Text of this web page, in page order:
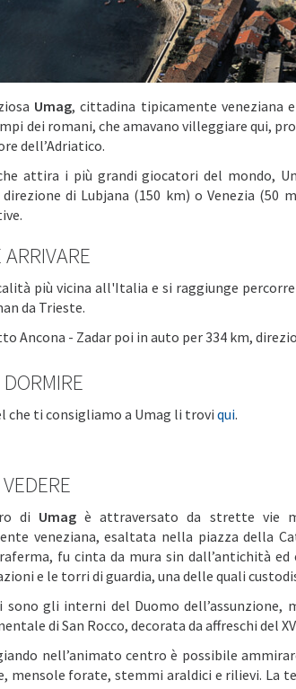
Umag, cittadina tipicamente veneziana
dei romani, che amavano villeggiare qui,
dell’Adriatico.
attira i più grandi giocatori del mondo,
di Lubjana (150 km) o Venezia (50
ARRIVARE
più vicina all'Italia e si raggiunge
da Trieste.
Ancona - Zadar poi in auto per 334 km,
che ti consigliamo a Umag li troviqui.
di Umagè attraversato da strette vie
veneziana, esaltata nella piazza della
fu cinta da mura sin dall’antichità
e le torri di guardia, una delle quali
sono gli interni del Duomo dell’assunzione,
di San Rocco, decorata da affreschi del
nell’animato centro è possibile
mensole forate, stemmi araldici e rilievi. La